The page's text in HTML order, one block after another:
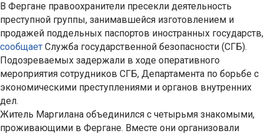
В Фергане правоохранители пресекли деятельность
преступной группы, занимавшейся изготовлением и
продажей поддельных паспортов иностранных государств,
сообщает Служба государственной безопасности (СГБ).
Подозреваемых задержали в ходе оперативного
мероприятия сотрудников СГБ, Департамента по борьбе с
экономическими преступлениями и органов внутренних
дел.
Житель Маргилана объединился с четырьмя знакомыми,
проживающими в Фергане. Вместе они организовали